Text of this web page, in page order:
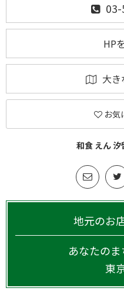
HP
大き
お気
和食 えん
地元のお
あなたの
東